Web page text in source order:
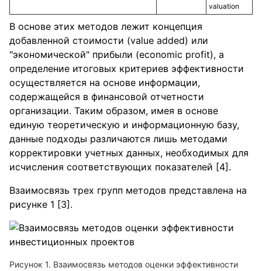
valuation
В основе этих методов лежит концепция
добавленной стоимости (value added) или
"экономической" прибыли (economic profit), а
определение итоговых критериев эффективности
осуществляется на основе информации,
содержащейся в финансовой отчетности
организации. Таким образом, имея в основе
единую теоретическую и информационную базу,
данные подходы различаются лишь методами
корректировки учетных данных, необходимых для
исчисления соответствующих показателей [4].
Взаимосвязь трех групп методов представлена на
рисунке 1 [3].
Рисунок 1. Взаимосвязь методов оценки эффективности